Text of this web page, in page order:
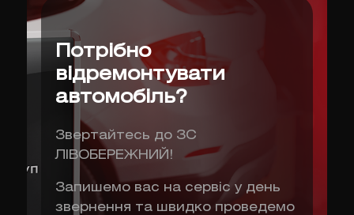
Потрібно
відремонтувати
автомобіль?
Звертайтесь до ЗС
ЛІВОБЕРЕЖНИЙ!
Запишемо вас на сервіс у день
звернення та швидко проведемо